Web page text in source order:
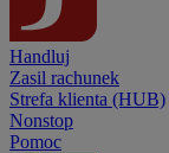
Handluj
Zasil rachunek
Strefa klienta (HUB)
Nonstop
Pomoc